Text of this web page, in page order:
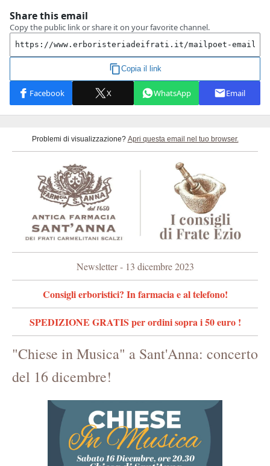
Problemi di visualizzazione? Apri questa email nel tuo browser.
Newsletter - 13 dicembre 2023
Consigli erboristici? In farmacia e al telefono!
SPEDIZIONE GRATIS per ordini sopra i 50 euro !
"Chiese in Musica" a Sant'Anna: concerto
del 16 dicembre!